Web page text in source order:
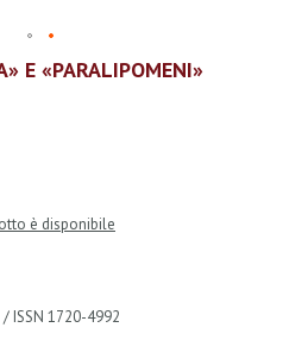
E «PARALIPOMENI»
è disponibile
ISSN 1720-4992